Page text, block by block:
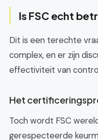
Is FSC echt
Dit is een terechte
complex, en er zijn
effectiviteit van
Het
Toch wordt FSC
gerespecteerde